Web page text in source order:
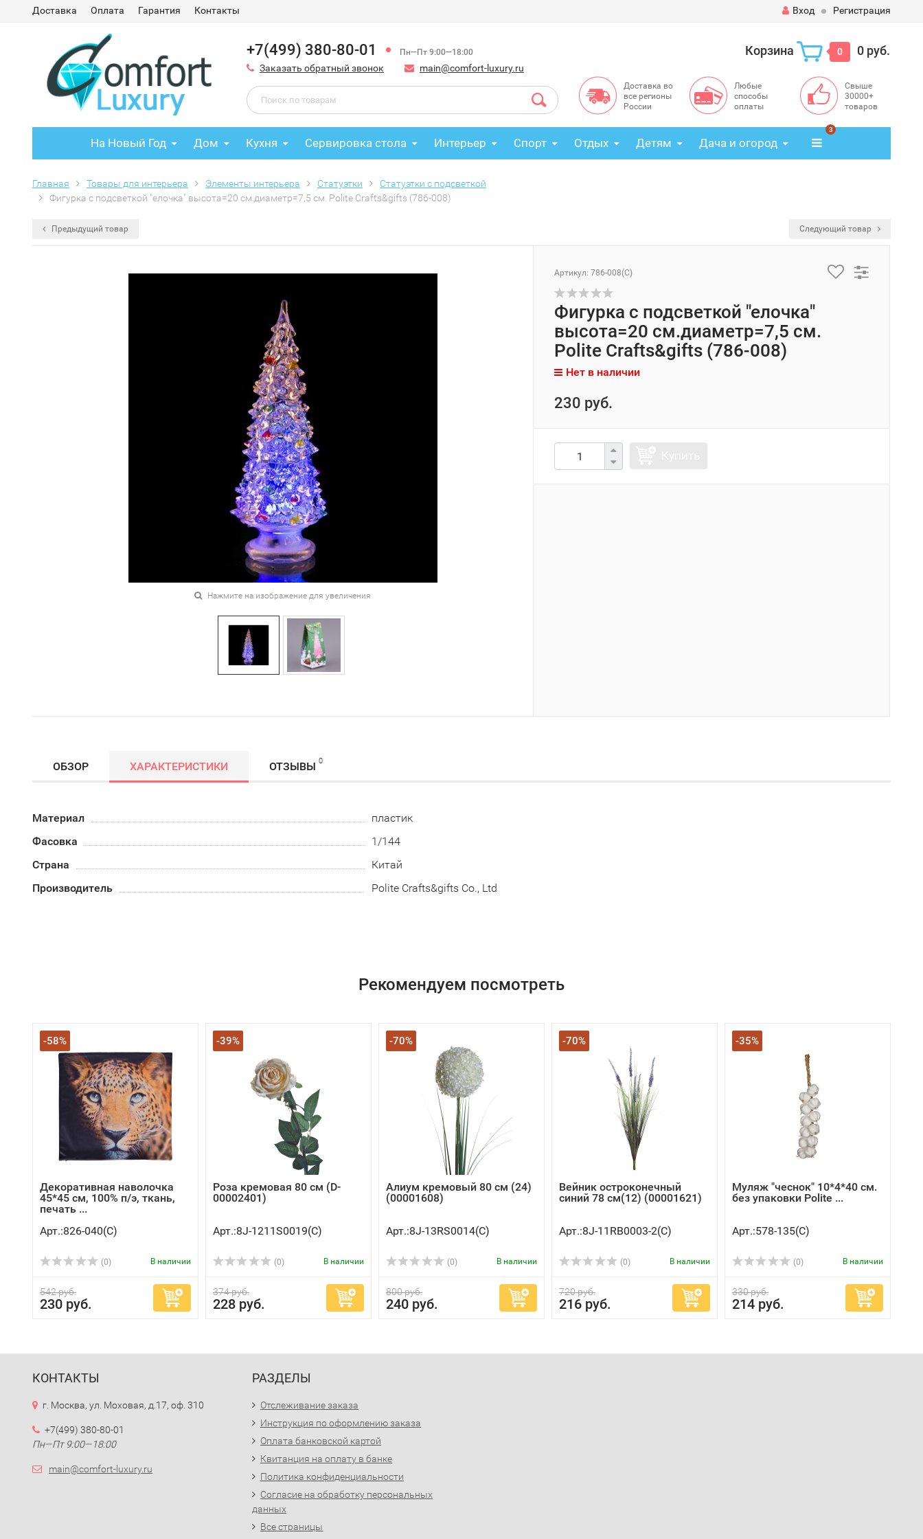
Доставка Оплата Гарантия Контакты Вход Регистрация
+7(499) 380-80-01 Пн—Пт 9:00—18:00
Заказать обратный звонок main@comfort-luxury.ru
Корзина 0 0 руб.
Доставка во
все регионы
России
Любые
способы
оплаты
Свыше
30000+
товаров
На Новый Год Дом Кухня Сервировка стола Интерьер Спорт Отдых Детям Дача и огород
3
Главная Товары для интерьера Элементы интерьера Статуэтки
Статуэтки с подсветкой
Фигурка с подсветкой "елочка" высота=20 см.диаметр=7,5 см. Polite Crafts&gifts (786-008)
Предыдущий товар Следующий товар
Нажмите на изображение для увеличения
Артикул: 786-008(C)
Фигурка с подсветкой "елочка"
высота=20 см.диаметр=7,5 см.
Polite Crafts&gifts (786-008)
Нет в наличии
230 руб.
ОБЗОР ХАРАКТЕРИСТИКИ ОТЗЫВЫ 0
Материал
пластик
Фасовка
1/144
Страна
Китай
Производитель
Polite Crafts&gifts Co., Ltd
Рекомендуем посмотреть
-58%
Декоративная наволочка
45*45 см, 100% п/э, ткань,
печать ...
Арт.:826-040(C)
(0) В наличии
542 руб.
230 руб.
-39%
Роза кремовая 80 см (D-
00002401)
Арт.:8J-1211S0019(C)
(0) В наличии
374 руб.
228 руб.
-70%
Алиум кремовый 80 см (24)
(00001608)
Арт.:8J-13RS0014(C)
(0) В наличии
800 руб.
240 руб.
-70%
Вейник остроконечный
синий 78 см(12) (00001621)
Арт.:8J-11RB0003-2(C)
(0) В наличии
720 руб.
216 руб.
-35%
Муляж "чеснок" 10*4*40 см.
без упаковки Polite ...
Арт.:578-135(C)
(0) В наличии
330 руб.
214 руб.
КОНТАКТЫ
г. Москва, ул. Моховая, д.17, оф. 310
+7(499) 380-80-01
Пн—Пт 9:00—18:00
main@comfort-luxury.ru
РАЗДЕЛЫ
Отслеживание заказа
Инструкция по оформлению заказа
Оплата банковской картой
Квитанция на оплату в банке
Политика конфиденциальности
Согласие на обработку персональных
данных
Все страницы